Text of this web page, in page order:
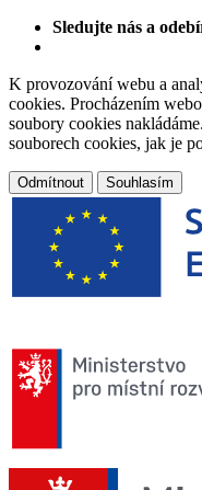
Sledujte nás a
K provozování webu a
cookies. Procházením
soubory cookies
souborech cookies, jak je
Odmítnout Souhlasím